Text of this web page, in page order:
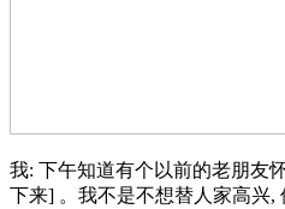
我: 下午知道有个以前的老朋友
下来] 。我不是不想替人家高兴,